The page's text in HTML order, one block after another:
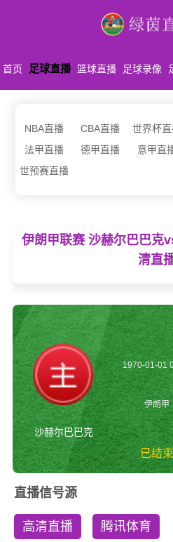
首页 足球直播 篮球直播 足球录像
NBA直播 CBA直播 世界杯
法甲直播
德甲直播 意甲直
世预赛直播
伊朗甲联赛 沙赫尔巴巴克
清直
沙赫尔巴巴克
1970-01-01
伊朗甲
已结束
直播信号源
高清直播 腾讯体育